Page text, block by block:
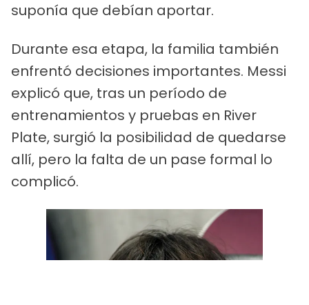
suponía que debían aportar.
Durante esa etapa, la familia también
enfrentó decisiones importantes. Messi
explicó que, tras un período de
entrenamientos y pruebas en River
Plate, surgió la posibilidad de quedarse
allí, pero la falta de un pase formal lo
complicó.